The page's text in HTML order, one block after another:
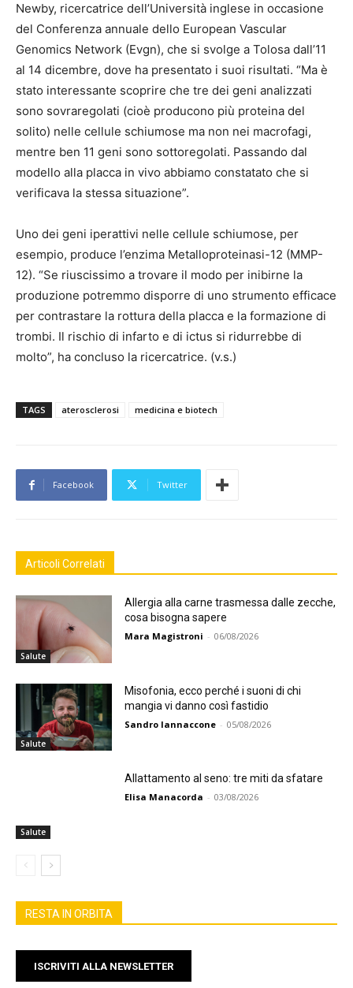
Newby, ricercatrice dell’Università inglese in occasione
del Conferenza annuale dello European Vascular
Genomics Network (Evgn), che si svolge a Tolosa dall’11
al 14 dicembre, dove ha presentato i suoi risultati. “Ma è
stato interessante scoprire che tre dei geni analizzati
sono sovraregolati (cioè producono più proteina del
solito) nelle cellule schiumose ma non nei macrofagi,
mentre ben 11 geni sono sottoregolati. Passando dal
modello alla placca in vivo abbiamo constatato che si
verificava la stessa situazione”.
Uno dei geni iperattivi nelle cellule schiumose, per
esempio, produce l’enzima Metalloproteinasi-12 (MMP-
12). “Se riuscissimo a trovare il modo per inibirne la
produzione potremmo disporre di uno strumento efficace
per contrastare la rottura della placca e la formazione di
trombi. Il rischio di infarto e di ictus si ridurrebbe di
molto”, ha concluso la ricercatrice. (v.s.)
TAGS aterosclerosi medicina e biotech
Facebook Twitter
Articoli Correlati
Salute
Allergia alla carne trasmessa dalle zecche,
cosa bisogna sapere
Mara Magistroni - 06/08/2026
Salute
Misofonia, ecco perché i suoni di chi
mangia vi danno così fastidio
Sandro Iannaccone - 05/08/2026
Salute
Allattamento al seno: tre miti da sfatare
Elisa Manacorda - 03/08/2026
RESTA IN ORBITA
ISCRIVITI ALLA NEWSLETTER